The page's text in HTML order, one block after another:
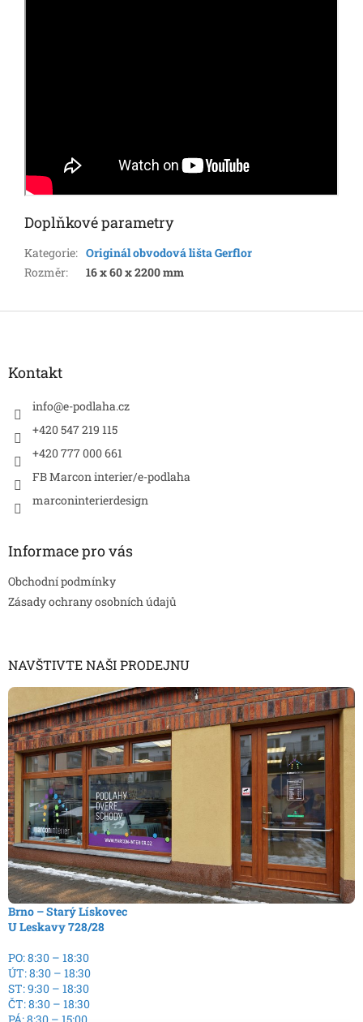
Doplňkové parametry
Kategorie: Originál obvodová lišta Gerflor
Rozměr: 16 x 60 x 2200 mm
Z
Kontakt
info@e-podlaha.cz
+420 547 219 115
+420 777 000 661
FB Marcon interier/e-podlaha
marconinterierdesign
Informace pro vás
Obchodní podmínky
Zásady ochrany osobních údajů
NAVŠTIVTE NAŠI PRODEJNU
Brno – Starý Lískovec
U Leskavy 728/28
PO: 8:30 – 18:30
ÚT: 8:30 – 18:30
ST: 9:30 – 18:30
ČT: 8:30 – 18:30